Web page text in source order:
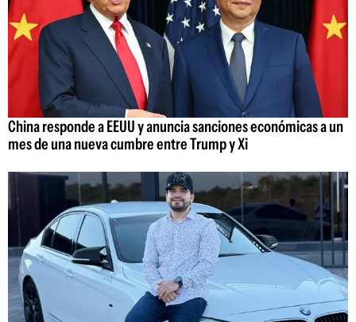
China responde a EEUU y anuncia sanciones económicas a un
mes de una nueva cumbre entre Trump y Xi